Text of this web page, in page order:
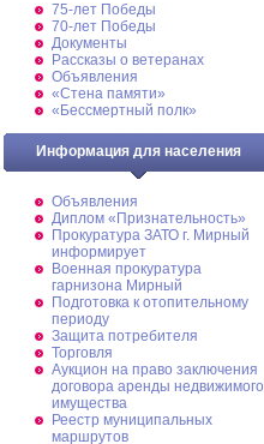
75-лет Победы
70-лет Победы
Документы
Рассказы о ветеранах
Объявления
«Стена памяти»
«Бессмертный полк»
Информация для населения
Объявления
Диплом «Признательность»
Прокуратура ЗАТО г. Мирный
информирует
Военная прокуратура
гарнизона Мирный
Подготовка к отопительному
периоду
Защита потребителя
Торговля
Аукцион на право заключения
договора аренды недвижимого
имущества
Реестр муниципальных
маршрутов